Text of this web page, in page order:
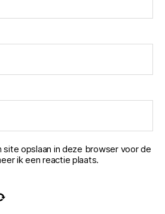
site opslaan in deze browser voor de
ik een reactie plaats.